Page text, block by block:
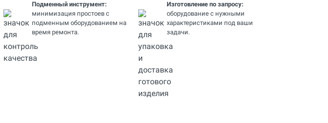
Подменный инструмент:
минимизация простоев с
подменным оборудованием на
время ремонта.
Изготовление по запросу:
оборудование с нужными
характеристиками под ваши
задачи.